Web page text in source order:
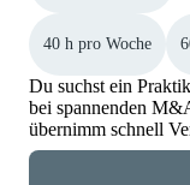
40 h pro Woche
Du suchst ein
bei spannenden
übernimm schnell